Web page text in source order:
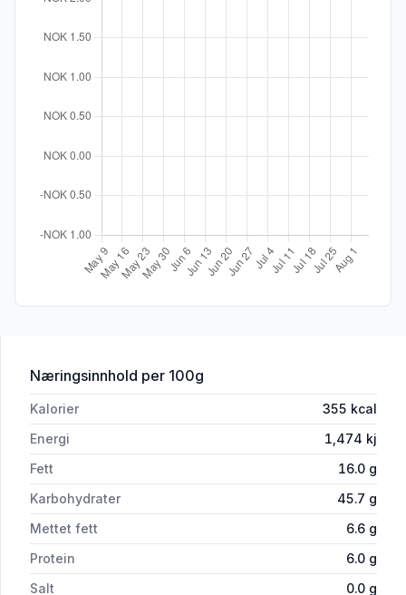
Næringsinnhold for 'Hardingar med Smør Sukker og
per 100g
Kalorier 355 kcal
Energi
1,474 kj
Fett
16.0 g
Karbohydrater
45.7 g
Mettet fett
6.6 g
Protein
6.0 g
Salt
0.0 g